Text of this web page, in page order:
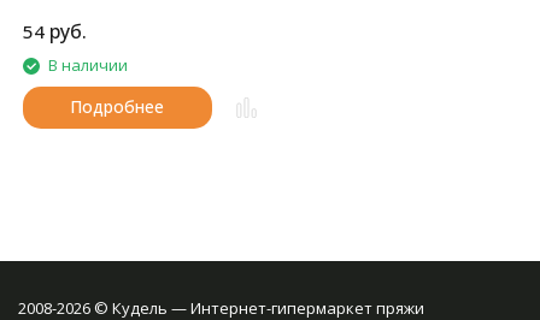
сумок, поясов, искусственных
цветов и любых украшений
54 руб.
В наличии
Подробнее
2008-2026 © Кудель — Интернет-гипермаркет пряжи